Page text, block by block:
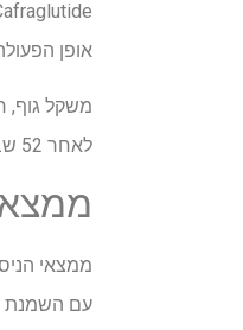
אופן
משקל גוף,
לאחר 52 שבועות של מתן קפרגלוטיד מרדברט.